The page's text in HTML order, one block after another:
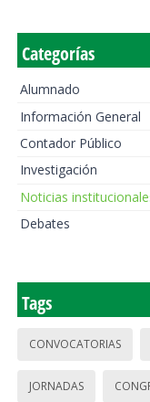
Categorías
Alumnado
Información General
Contador Público
Investigación
Noticias
Debates
Tags
CONVOCATORIAS
JORNADAS